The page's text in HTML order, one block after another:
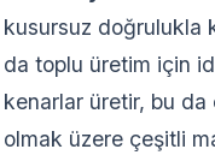
kusursuz doğrulukla
da toplu üretim için
kenarlar üretir, bu
olmak üzere çeşitli